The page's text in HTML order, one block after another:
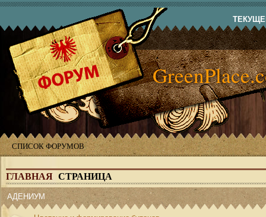
СПИСОК ФОРУМОВ
ГЛАВНАЯ СТРАНИЦА
АДЕНИУМ